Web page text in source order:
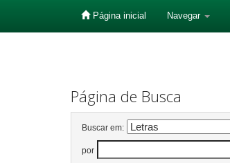
Página inicial Navegar
Página de Busca
Buscar em:
por